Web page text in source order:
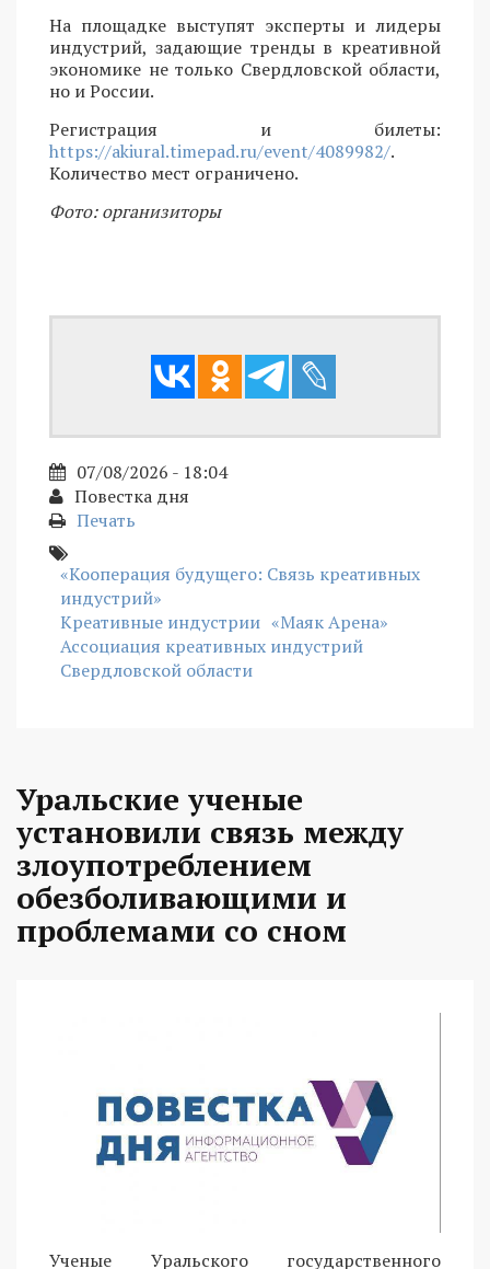
На площадке выступят эксперты и лидеры
индустрий, задающие тренды в креативной
экономике не только Свердловской области,
но и России.
Регистрация и билеты:
https://akiural.timepad.ru/event/4089982/.
Количество мест ограничено.
Фото: организиторы
07/08/2026 - 18:04
Повестка дня
Печать
«Кооперация будущего: Связь креативных
индустрий»
Креативные индустрии «Маяк Арена»
Ассоциация креативных индустрий
Свердловской области
Уральские ученые
установили связь между
злоупотреблением
обезболивающими и
проблемами со сном
Ученые Уральского государственного